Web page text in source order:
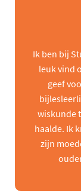
Ik ben bij
leuk vind
geef
wiskunde
haalde. Ik
zijn